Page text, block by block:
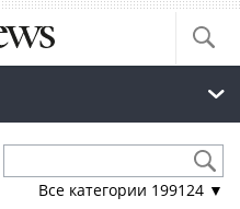
Все категории 199124 ▼